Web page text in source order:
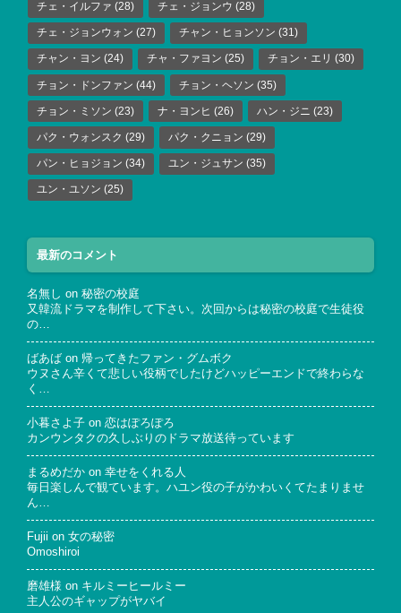
チェ・イルファ (28) チェ・ジョンウ (28)
チェ・ジョンウォン (27) チャン・ヒョンソン (31)
チャン・ヨン (24) チャ・ファヨン (25) チョン・エリ (30)
チョン・ドンファン (44) チョン・ヘソン (35)
チョン・ミソン (23) ナ・ヨンヒ (26) ハン・ジニ (23)
パク・ウォンスク (29) パク・クニョン (29)
パン・ヒョジョン (34) ユン・ジュサン (35)
ユン・ユソン (25)
最新のコメント
名無し on 秘密の校庭
又韓流ドラマを制作して下さい。次回からは秘密の校庭で生徒役
の…
ばあば on 帰ってきたファン・グムボク
ウヌさん辛くて悲しい役柄でしたけどハッピーエンドで終わらな
く…
小暮さよ子 on 恋はぽろぽろ
カンウンタクの久しぶりのドラマ放送待っています
まるめだか on 幸せをくれる人
毎日楽しんで観ています。ハユン役の子がかわいくてたまりませ
ん…
Fujii on 女の秘密
Omoshiroi
磨雄様 on キルミーヒールミー
主人公のギャップがヤバイ